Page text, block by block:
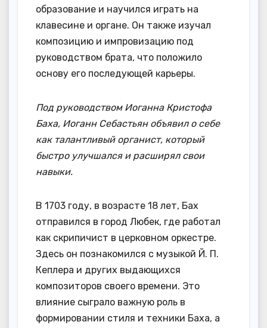
образование и научился играть на
клавесине и органе. Он также изучал
композицию и импровизацию под
руководством брата, что положило
основу его последующей карьеры.
Под руководством Иоганна Кристофа
Баха, Иоганн Себастьян объявил о себе
как талантливый органист, который
быстро улучшался и расширял свои
навыки.
В 1703 году, в возрасте 18 лет, Бах
отправился в город Любек, где работал
как скрипичист в церковном оркестре.
Здесь он познакомился с музыкой Й. П.
Кеплера и других выдающихся
композиторов своего времени. Это
влияние сыграло важную роль в
формировании стиля и техники Баха, а